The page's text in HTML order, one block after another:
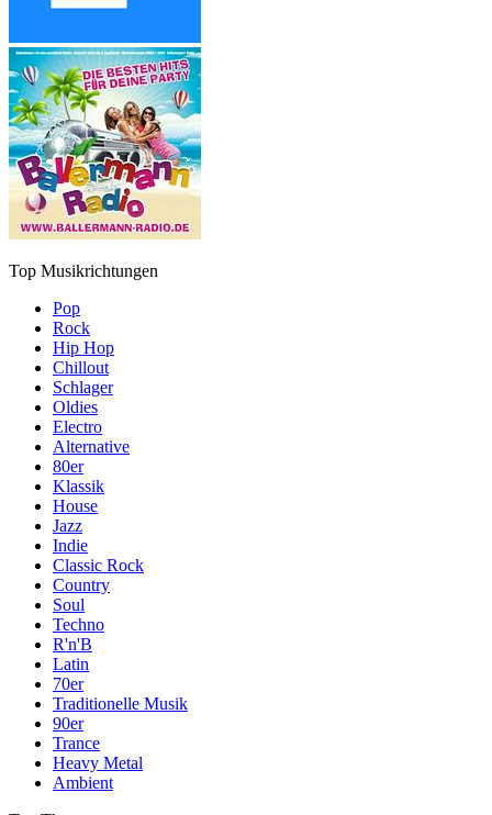
Top Musikrichtungen
Pop
Rock
Hip Hop
Chillout
Schlager
Oldies
Electro
Alternative
80er
Klassik
House
Jazz
Indie
Classic Rock
Country
Soul
Techno
R'n'B
Latin
70er
Traditionelle Musik
90er
Trance
Heavy Metal
Ambient